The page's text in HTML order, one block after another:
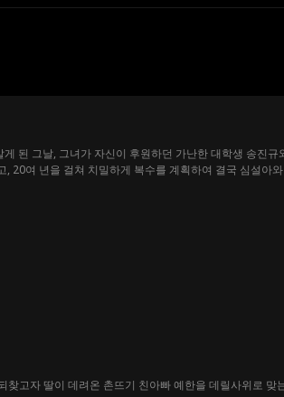
된 그날, 그녀가 자신이 후원하던 가난한 대학생 송진
, 20여 년을 걸쳐 치밀하게 복수를 계획하여 결국 심설아
찾고자 딸이 데려온 촌뜨기 친아빠 예한을 데릴사위로 맞